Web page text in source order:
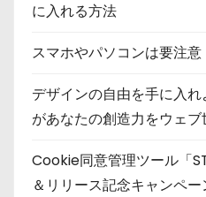
に入れる方法
スマホやパソコンは要注
デザインの自由を手に入
があなたの創造力をウェ
Cookie同意管理ツール「
＆リリース記念キャンペー